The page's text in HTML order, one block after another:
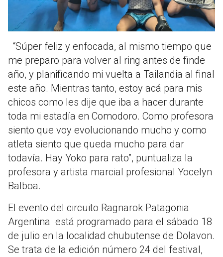
“Súper feliz y enfocada, al mismo tiempo que
me preparo para volver al ring antes de finde
año, y planificando mi vuelta a Tailandia al final
este año. Mientras tanto, estoy acá para mis
chicos como les dije que iba a hacer durante
toda mi estadía en Comodoro. Como profesora
siento que voy evolucionando mucho y como
atleta siento que queda mucho para dar
todavía. Hay Yoko para rato”, puntualiza la
profesora y artista marcial profesional Yocelyn
Balboa.
El evento del circuito Ragnarok Patagonia
Argentina está programado para el sábado 18
de julio en la localidad chubutense de Dolavon.
Se trata de la edición número 24 del festival,